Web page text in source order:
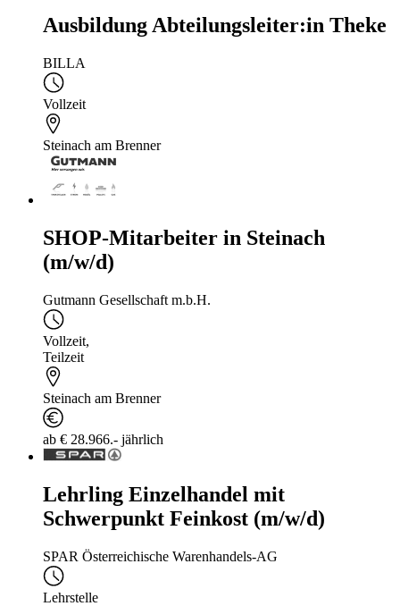
Ausbildung Abteilungsleiter:in Theke
BILLA
Vollzeit
Steinach am Brenner
SHOP-Mitarbeiter in Steinach
(m/w/d)
Gutmann Gesellschaft m.b.H.
Vollzeit,
Teilzeit
Steinach am Brenner
ab € 28.966.- jährlich
Lehrling Einzelhandel mit
Schwerpunkt Feinkost (m/w/d)
SPAR Österreichische Warenhandels-AG
Lehrstelle